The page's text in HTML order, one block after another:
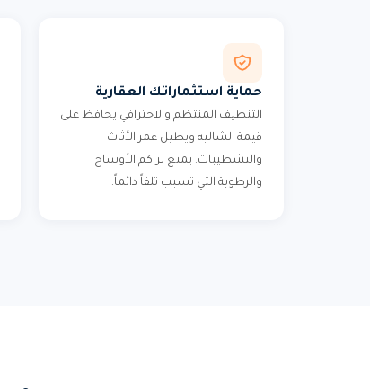
حماية استثماراتك العقارية
التنظيف المنتظم والاحترافي يحافظ على
قيمة الشاليه ويطيل عمر الأثاث
والتشطيبات. يمنع تراكم الأوساخ
والرطوبة التي تسبب تلفاً دائماً.